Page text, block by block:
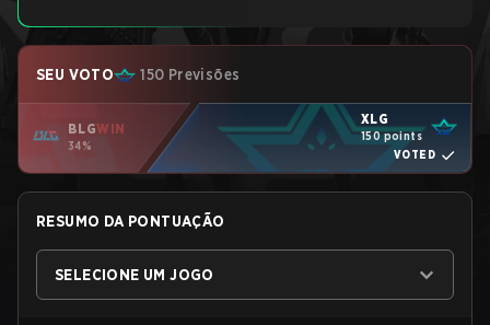
SEU VOTO 150 Previsões
BLGWIN
34%
XLG
150 points
VOTED
RESUMO DA PONTUAÇÃO
SELECIONE UM JOGO